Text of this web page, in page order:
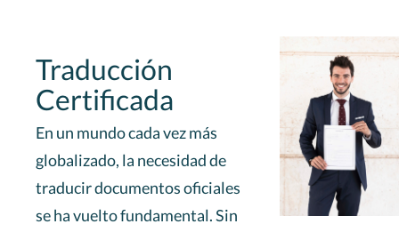
Traducción
Certificada
En un mundo cada vez más
globalizado, la necesidad de
traducir documentos oficiales
se ha vuelto fundamental. Sin